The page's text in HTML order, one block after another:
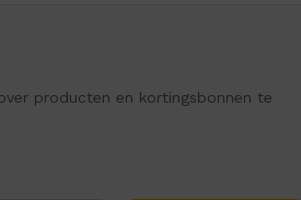
producten en kortingsbonnen te